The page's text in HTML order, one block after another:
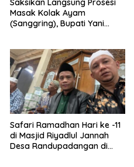
Saksikan Langsung Prosesi
Masak Kolak Ayam
(Sanggring), Bupati Yani
Safari Ramadhan Hari ke -11
di Masjid Riyadlul Jannah
Desa Randupadangan di